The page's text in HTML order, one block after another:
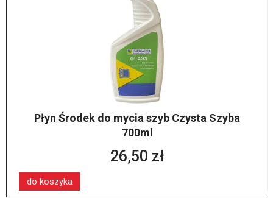
Płyn Środek do mycia szyb Czysta Szyba
700ml
26,50 zł
do koszyka